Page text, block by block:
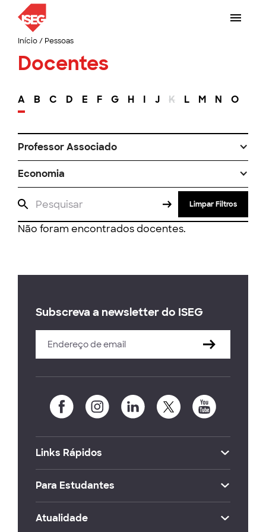
Início/ Pessoas
Docentes
A B C D E F G H I J K L M N O
Professor Associado
Economia
Limpar Filtros
Não foram encontrados docentes.
Subscreva a newsletter do ISEG
Links Rápidos
Para Estudantes
Atualidade